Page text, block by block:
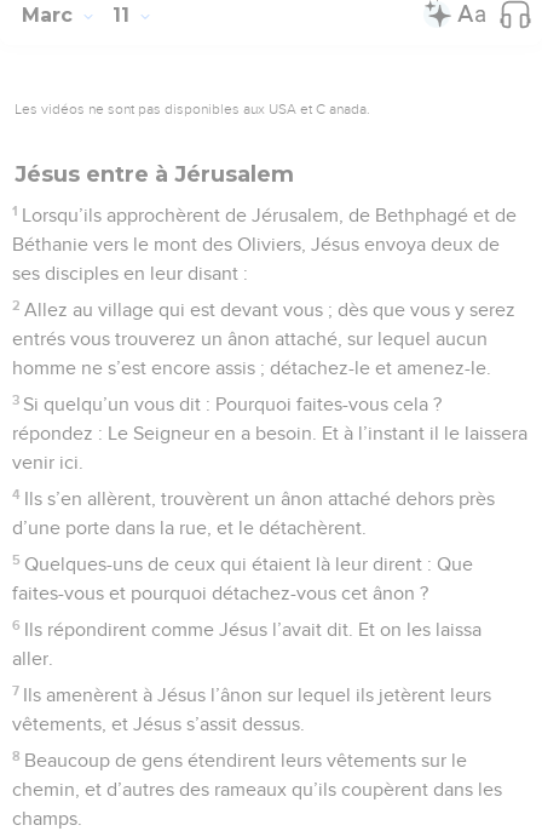
Marc 11
Les vidéos ne sont pas disponibles aux USA et C anada.
Jésus entre à Jérusalem
1 Lorsqu’ils approchèrent de Jérusalem, de Bethphagé et de
Béthanie vers le mont des Oliviers, Jésus envoya deux de
ses disciples en leur disant :
2 Allez au village qui est devant vous ; dès que vous y serez
entrés vous trouverez un ânon attaché, sur lequel aucun
homme ne s’est encore assis ; détachez-le et amenez-le.
3 Si quelqu’un vous dit : Pourquoi faites-vous cela ?
répondez : Le Seigneur en a besoin. Et à l’instant il le laissera
venir ici.
4 Ils s’en allèrent, trouvèrent un ânon attaché dehors près
d’une porte dans la rue, et le détachèrent.
5 Quelques-uns de ceux qui étaient là leur dirent : Que
faites-vous et pourquoi détachez-vous cet ânon ?
6 Ils répondirent comme Jésus l’avait dit. Et on les laissa
aller.
7 Ils amenèrent à Jésus l’ânon sur lequel ils jetèrent leurs
vêtements, et Jésus s’assit dessus.
8 Beaucoup de gens étendirent leurs vêtements sur le
chemin, et d’autres des rameaux qu’ils coupèrent dans les
champs.